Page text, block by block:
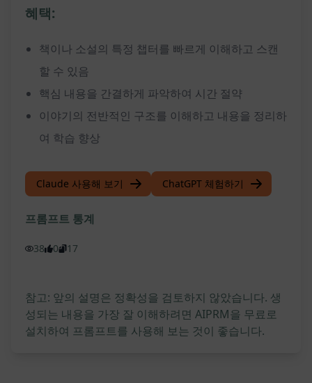
혜택:
책이나 소설의 특정 챕터를 빠르게 이해하고 스캔
할 수 있음
핵심 내용을 간결하게 파악하여 시간 절약
이야기의 전반적인 구조를 이해하고 내용을 정리하
여 학습 향상
Claude 사용해 보기 ChatGPT 체험하기
프롬프트 통계
38 0 17
참고: 앞의 설명은 정확성을 검토하지 않았습니다. 생
성되는 내용을 가장 잘 이해하려면 AIPRM을 무료로
설치하여 프롬프트를 사용해 보는 것이 좋습니다.